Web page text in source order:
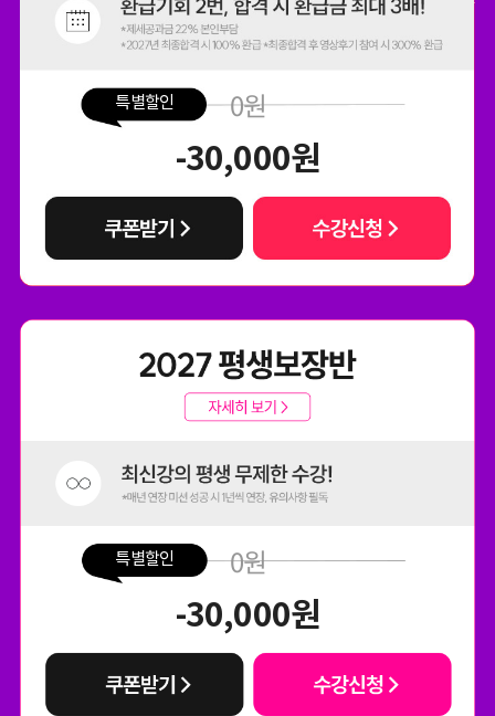
특별할인 0원
-30,000원
특별할인 0원
-30,000원